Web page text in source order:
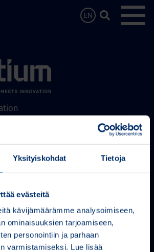
Yksityiskohdat Tietoja
evästeitä
kävijämäärämme analysoimiseen,
ominaisuuksien tarjoamiseen,
personointiin ja parhaan
varmistamiseksi. Lue lisää
EN
Hae…
2000
lukuja